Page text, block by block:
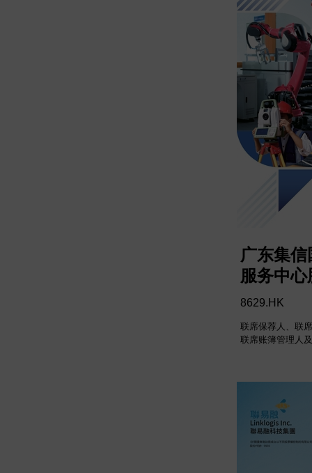
广东集
服务中
8629.HK
联席保荐人、联
联席账簿管理人